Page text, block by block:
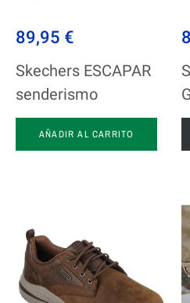
89,95 €
Skechers ESCAPAR
senderismo
AÑADIR AL CARRITO